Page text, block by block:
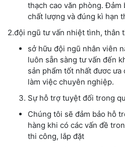
thạch cao văn phòng. Đảm
chất lượng và đúng kì hạn
2.đội ngũ tư vấn nhiệt tình, thân
sở hữu đội ngũ nhân viên
luôn sẵn sàng tư vấn đến
sản phẩm tốt nhất đươc
làm việc chuyên nghiệp.
Sự hỗ trợ tuyệt đối trong
Chúng tôi sẽ đảm bảo hỗ
hàng khi có các vấn đề
thi công, lắp đặt